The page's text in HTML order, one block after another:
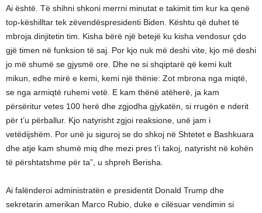
Ai është. Të shihni shkoni merrni minutat e takimit tim kur ka qenë
top-këshilltar tek zëvendëspresidenti Biden. Kështu që duhet të
mbroja dinjitetin tim. Kisha bërë një betejë ku kisha vendosur çdo
gjë timen në funksion të saj. Por kjo nuk më deshi vite, kjo më deshi
jo më shumë se gjysmë ore. Dhe ne si shqiptarë që kemi kult
mikun, edhe mirë e kemi, kemi një thënie: Zot mbrona nga miqtë,
se nga armiqtë ruhemi vetë. E kam thënë atëherë, ja kam
përsëritur vetes 100 herë dhe zgjodha gjykatën, si rrugën e nderit
për t’u përballur. Kjo natyrisht zgjoi reaksione, unë jam i
vetëdijshëm. Por unë ju siguroj se do shkoj në Shtetet e Bashkuara
dhe atje kam shumë miq dhe mezi pres t’i takoj, natyrisht në kohën
të përshtatshme për ta”, u shpreh Berisha.
Ai falënderoi administratën e presidentit Donald Trump dhe
sekretarin amerikan Marco Rubio, duke e cilësuar vendimin si